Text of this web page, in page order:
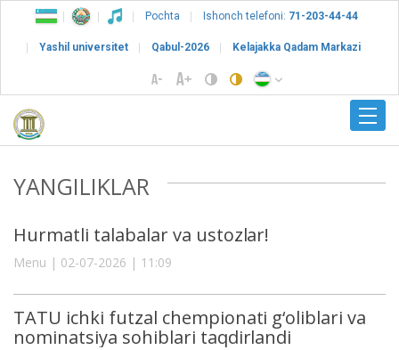
Pochta Ishonch telefoni: 71-203-44-44
Yashil universitet Qabul-2026 Kelajakka Qadam Markazi
YANGILIKLAR
Hurmatli talabalar va ustozlar!
Menu | 02-07-2026 | 11:09
TATU ichki futzal chempionati g‘oliblari va
nominatsiya sohiblari taqdirlandi